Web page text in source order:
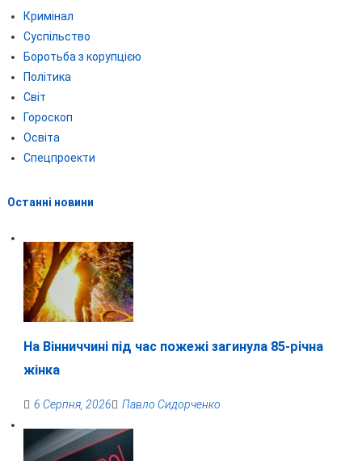
Кримінал
Суспільство
Боротьба з корупцією
Політика
Світ
Гороскоп
Освіта
Спецпроекти
Останні новини
На Вінниччині під час пожежі загинула 85-річна
жінка
6 Серпня, 2026 Павло Сидорченко